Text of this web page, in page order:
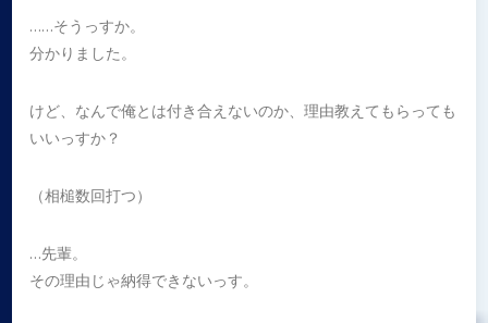
……そうっすか。
分かりました。
けど、なんで俺とは付き合えないのか、理由教えてもらっても
いいっすか？
（相槌数回打つ）
…先輩。
その理由じゃ納得できないっす。